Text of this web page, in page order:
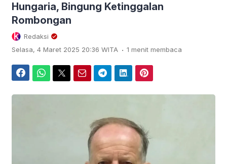
Hungaria, Bingung Ketinggalan
Rombongan
Redaksi
Selasa, 4 Maret 2025 20:36 WITA . 1 menit membaca